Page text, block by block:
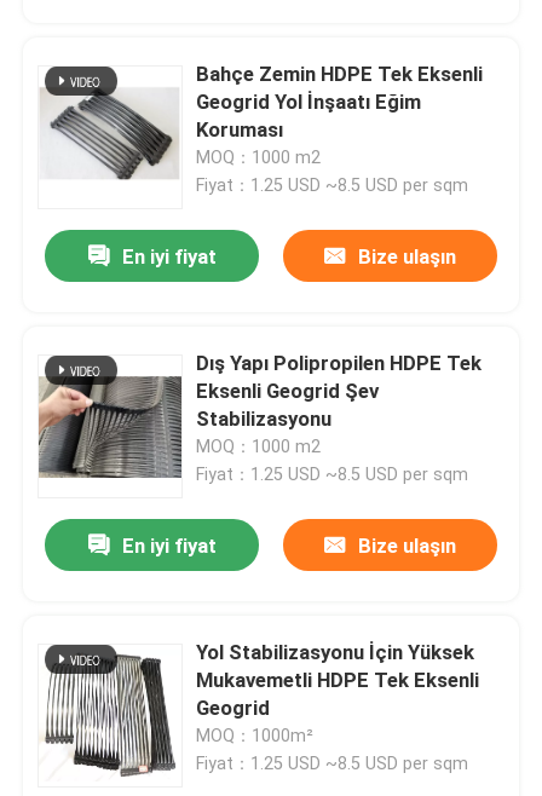
Bahçe Zemin HDPE Tek Eksenli
Geogrid Yol İnşaatı Eğim
Koruması
MOQ：1000 m2
Fiyat：1.25 USD ~8.5 USD per sqm
En iyi fiyat Bize ulaşın
Dış Yapı Polipropilen HDPE Tek
Eksenli Geogrid Şev
Stabilizasyonu
MOQ：1000 m2
Fiyat：1.25 USD ~8.5 USD per sqm
En iyi fiyat Bize ulaşın
Yol Stabilizasyonu İçin Yüksek
Mukavemetli HDPE Tek Eksenli
Geogrid
MOQ：1000m²
Fiyat：1.25 USD ~8.5 USD per sqm